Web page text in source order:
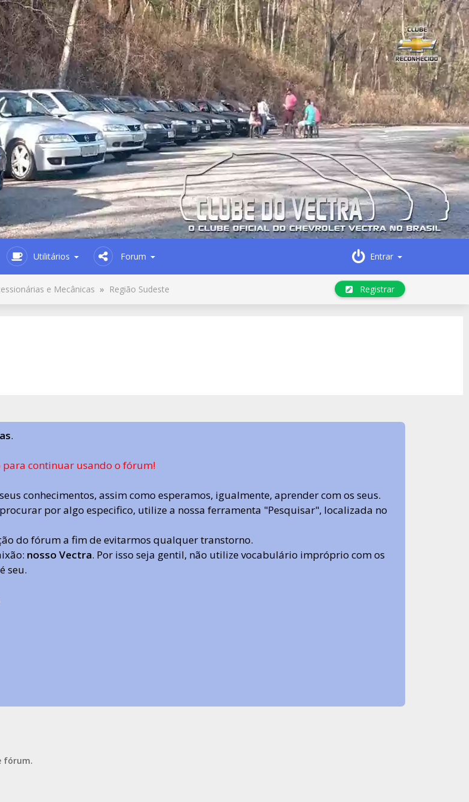
Utilitários Forum Entrar
e Mecânicas » Região Sudeste Registrar
.
para continuar usando o fórum!
conhecimentos, assim como esperamos, igualmente, aprender com os seus.
por algo especifico, utilize a nossa ferramenta "Pesquisar", localizada no
do fórum a fim de evitarmos qualquer transtorno.
nosso Vectra. Por isso seja gentil, não utilize vocabulário impróprio com os
seu.
fórum.